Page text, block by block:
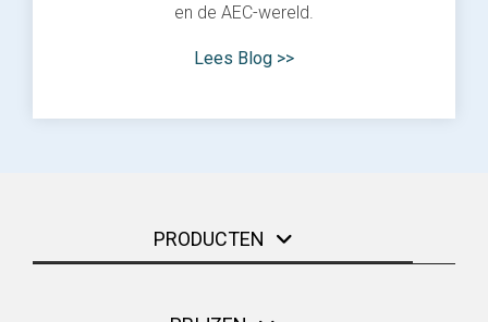
en de AEC-wereld.
Lees Blog >>
PRODUCTEN